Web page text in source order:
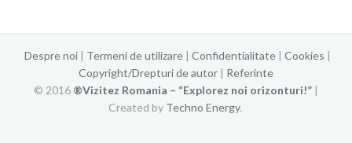
Despre noi| Termeni de utilizare| Confidentialitate| Cookies |
Copyright/Drepturi de autor | Referinte
© 2016 ®Vizitez Romania – “Explorez noi orizonturi!” |
Created by Techno Energy.